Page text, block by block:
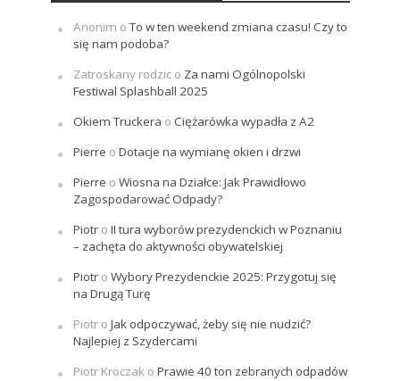
Anonim oTo w ten weekend zmiana czasu! Czy to
się nam podoba?
Zatroskany rodzico Za nami Ogólnopolski
Festiwal Splashball 2025
Okiem Truckera o Ciężarówka wypadła z A2
Pierre o Dotacje na wymianę okien i drzwi
Pierre o Wiosna na Działce: Jak Prawidłowo
Zagospodarować Odpady?
Piotro II tura wyborów prezydenckich w Poznaniu
– zachęta do aktywności obywatelskiej
Piotro Wybory Prezydenckie 2025: Przygotuj się
na Drugą Turę
Piotro Jak odpoczywać, żeby się nie nudzić?
Najlepiej z Szydercami
Piotr Kroczako Prawie 40 ton zebranych odpadów